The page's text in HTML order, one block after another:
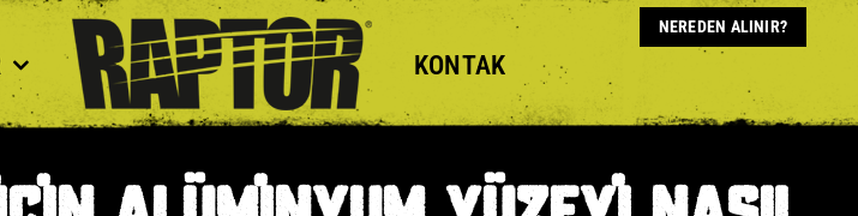
NEREDEN ALINIR?
KONTAK